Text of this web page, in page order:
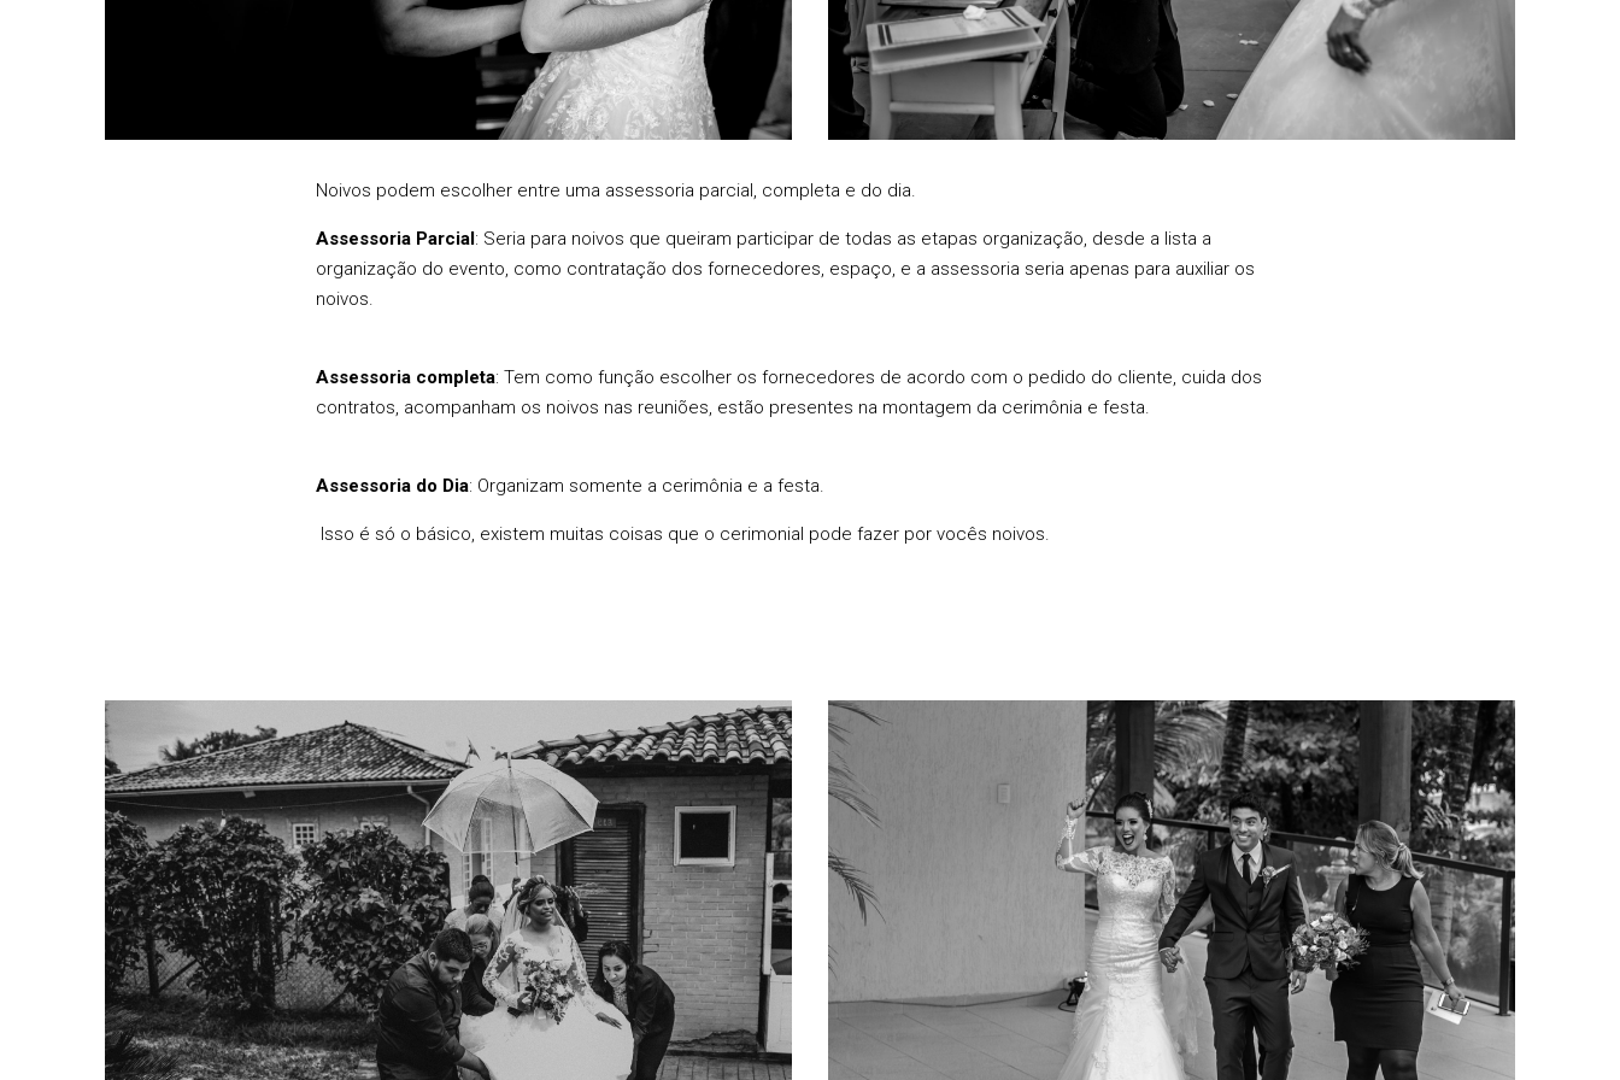
Noivos podem escolher entre uma assessoria parcial, completa e do dia.
Assessoria Parcial: Seria para noivos que queiram participar de todas as etapas organização, desde a lista a
organização do evento, como contratação dos fornecedores, espaço, e a assessoria seria apenas para auxiliar os
noivos.
Assessoria completa: Tem como função escolher os fornecedores de acordo com o pedido do cliente, cuida dos
contratos, acompanham os noivos nas reuniões, estão presentes na montagem da cerimônia e festa.
Assessoria do Dia: Organizam somente a cerimônia e a festa.
Isso é só o básico, existem muitas coisas que o cerimonial pode fazer por vocês noivos.